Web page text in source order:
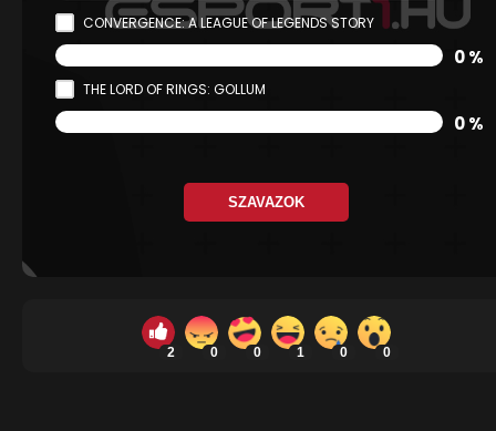
CONVERGENCE: A LEAGUE OF LEGENDS STORY
0 %
THE LORD OF RINGS: GOLLUM
0 %
SZAVAZOK
2 0 0 1 0 0